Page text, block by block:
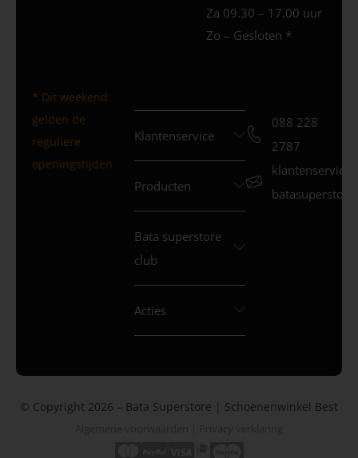
Za 09.30 – 17.00 uur
Zo – Gesloten *
* Dit weekend
gelden de
reguliere
openingstijden
Klantenservice
Producten
Bata superstore
club
Acties
088 228
2787
© Copyright 2026 – Bata Superstore | Schoenenwinkel Best